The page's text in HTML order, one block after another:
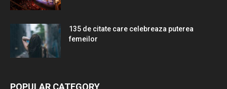
135 de citate care celebreaza puterea
femeilor